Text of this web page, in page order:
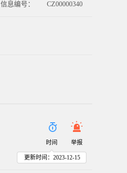
信息编号： CZ00000340
时间 举报
更新时间：2023-12-15